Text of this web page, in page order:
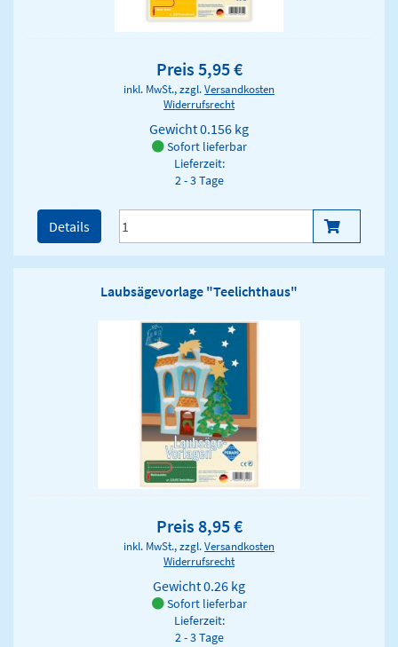
Preis 5,95 €
inkl. MwSt., zzgl.Versandkosten
Widerrufsrecht
Gewicht0.156 kg
Sofort lieferbar
Lieferzeit:
2 - 3 Tage
Details
Laubsägevorlage "Teelichthaus"
Preis 8,95 €
inkl. MwSt., zzgl.Versandkosten
Widerrufsrecht
Gewicht0.26 kg
Sofort lieferbar
Lieferzeit:
2 - 3 Tage